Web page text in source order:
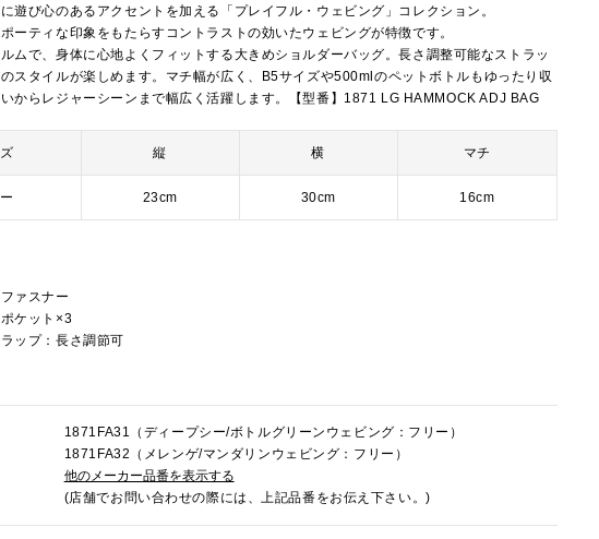
遊び心のあるアクセントを加える「プレイフル・ウェビング」コレクション。
ーティな印象をもたらすコントラストの効いたウェビングが特徴です。
ムで、身体に心地よくフィットする大きめショルダーバッグ。長さ調整可能なストラッ
スタイルが楽しめます。マチ幅が広く、B5サイズや500mlのペットボトルもゆったり収
からレジャーシーンまで幅広く活躍します。【型番】1871 LG HAMMOCK ADJ BAG
縦 横 マチ
23cm 30cm 16cm
ァスナー
ケット×3
ップ：長さ調節可
1871FA31（ディープシー/ボトルグリーンウェビング：フリー）
1871FA32（メレンゲ/マンダリンウェビング：フリー）
他のメーカー品番を表示する
(店舗でお問い合わせの際には、上記品番をお伝え下さい。)